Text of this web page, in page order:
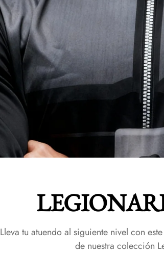
Lleva tu atuendo al siguiente nivel con
de nuestra colección